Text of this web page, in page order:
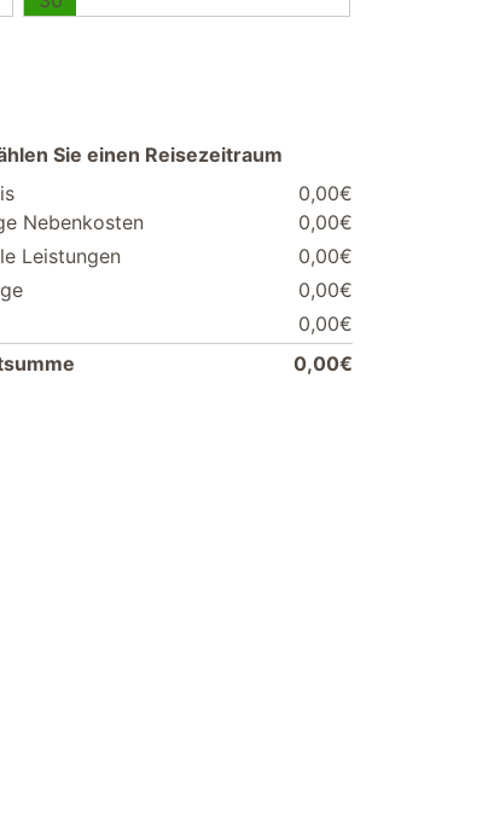
Sie einen Reisezeitraum
0,00€
Nebenkosten
0,00€
Leistungen
0,00€
0,00€
0,00€
0,00€